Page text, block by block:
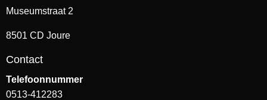
Museumstraat 2
8501 CD Joure
Contact
Telefoonnummer
0513-412283